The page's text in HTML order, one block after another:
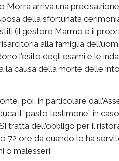
Morra arriva una
della sfortunata
(il gestore Marmo e il
alla famiglia
l’esito degli esami e le
la causa della morte delle
poi, in particolare
il “pasto testimone” in
tratta dell’obbligo per il
72 ore da quando lo ha
o malesseri.